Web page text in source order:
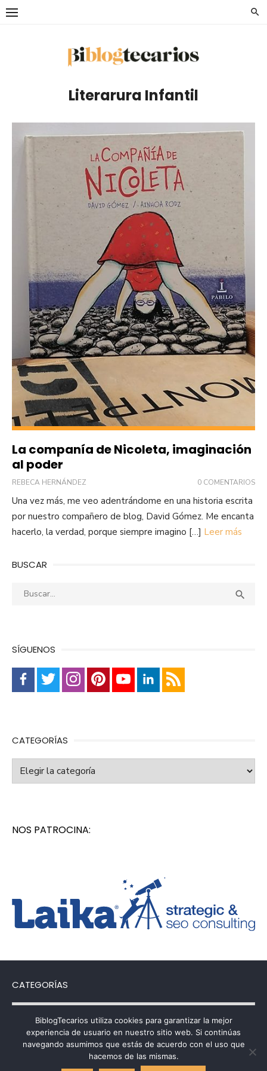
Saltar
Literarura Infantil
La companía de Nicoleta, imaginación
al poder
REBECA HERNÁNDEZ 0 COMENTARIOS
Una vez más, me veo adentrándome en una historia escrita
por nuestro compañero de blog, David Gómez. Me encanta
hacerlo, la verdad, porque siempre imagino […] Leer más
BUSCAR
Buscar: 
SÍGUENOS
CATEGORÍAS
Categorías
NOS PATROCINA:
CATEGORÍAS
Categorías
BiblogTecarios utiliza cookies para garantizar la mejor
experiencia de usuario en nuestro sitio web. Si continúas
navegando asumimos que estás de acuerdo con el uso que
hacemos de las mismas.